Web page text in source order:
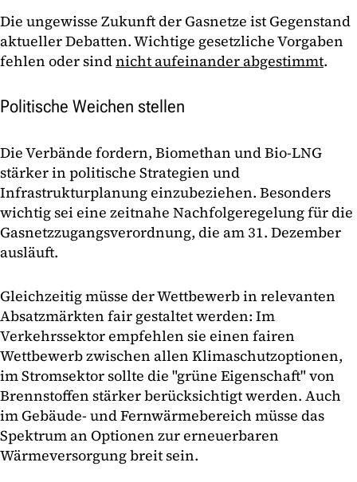
Die ungewisse Zukunft der Gasnetze ist Gegenstand
aktueller Debatten. Wichtige gesetzliche Vorgaben
fehlen oder sindnicht aufeinander abgestimmt.
Politische Weichen stellen
Die Verbände fordern, Biomethan und Bio-LNG
stärker in politische Strategien und
Infrastrukturplanung einzubeziehen. Besonders
wichtig sei eine zeitnahe Nachfolgeregelung für die
Gasnetzzugangsverordnung, die am 31. Dezember
ausläuft.
Gleichzeitig müsse der Wettbewerb in relevanten
Absatzmärkten fair gestaltet werden: Im
Verkehrssektor empfehlen sie einen fairen
Wettbewerb zwischen allen Klimaschutzoptionen,
im Stromsektor sollte die "grüne Eigenschaft" von
Brennstoffen stärker berücksichtigt werden. Auch
im Gebäude- und Fernwärmebereich müsse das
Spektrum an Optionen zur erneuerbaren
Wärmeversorgung breit sein.